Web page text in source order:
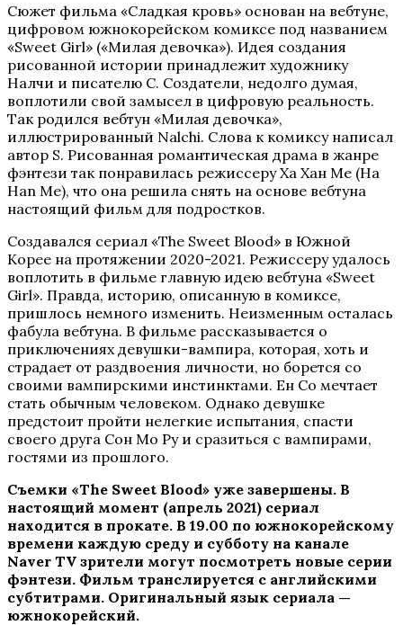
Сюжет фильма «Сладкая кровь» основан на вебтуне,
цифровом южнокорейском комиксе под названием
«Sweet Girl» («Милая девочка»). Идея создания
рисованной истории принадлежит художнику
Налчи и писателю С. Создатели, недолго думая,
воплотили свой замысел в цифровую реальность.
Так родился вебтун «Милая девочка»,
иллюстрированный Nalchi. Слова к комиксу написал
автор S. Рисованная романтическая драма в жанре
фэнтези так понравилась режиссеру Ха Хан Ме (Ha
Han Me), что она решила снять на основе вебтуна
настоящий фильм для подростков.
Создавался сериал «The Sweet Blood» в Южной
Корее на протяжении 2020-2021. Режиссеру удалось
воплотить в фильме главную идею вебтуна «Sweet
Girl». Правда, историю, описанную в комиксе,
пришлось немного изменить. Неизменным осталась
фабула вебтуна. В фильме рассказывается о
приключениях девушки-вампира, которая, хоть и
страдает от раздвоения личности, но борется со
своими вампирскими инстинктами. Ен Со мечтает
стать обычным человеком. Однако девушке
предстоит пройти нелегкие испытания, спасти
своего друга Сон Мо Ру и сразиться с вампирами,
гостями из прошлого.
Съемки «The Sweet Blood» уже завершены. В
настоящий момент (апрель 2021) сериал
находится в прокате. В 19.00 по южнокорейскому
времени каждую среду и субботу на канале
Naver TV зрители могут посмотреть новые серии
фэнтези. Фильм транслируется с английскими
субтитрами. Оригинальный язык сериала —
южнокорейский.